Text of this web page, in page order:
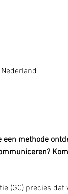
methode
(GC) precies